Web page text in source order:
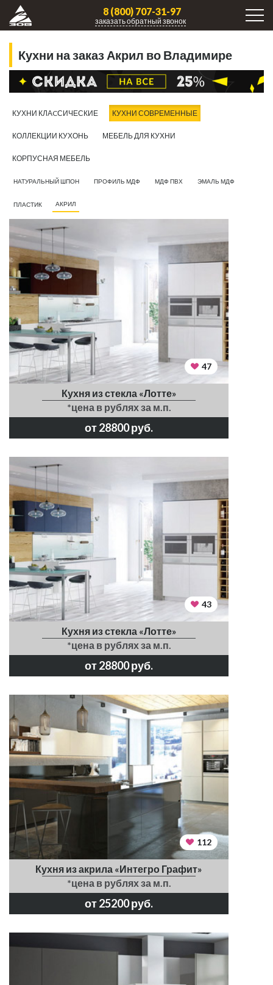
8 (800) 707-31-97
заказать обратный звонок
Кухни на заказ Акрил во Владимире
КУХНИ КЛАCСИЧЕСКИЕ КУХНИ СОВРЕМЕННЫЕ
КОЛЛЕКЦИИ КУХОНЬ МЕБЕЛЬ ДЛЯ КУХНИ
КОРПУСНАЯ МЕБЕЛЬ
НАТУРАЛЬНЫЙ ШПОН ПРОФИЛЬ МДФ МДФ ПВХ ЭМАЛЬ МДФ
ПЛАСТИК АКРИЛ
47
Кухня из стекла «Лотте»
*цена в рублях за м.п.
от 28800 руб.
43
Кухня из стекла «Лотте»
*цена в рублях за м.п.
от 28800 руб.
112
Кухня из акрила «Интегро Графит»
*цена в рублях за м.п.
от 25200 руб.